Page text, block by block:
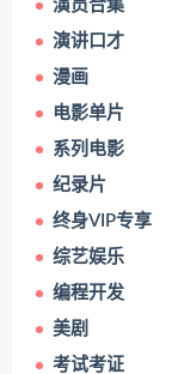
演员合集
演讲口才
漫画
电影单片
系列电影
纪录片
终身VIP专享
综艺娱乐
编程开发
美剧
考试考证